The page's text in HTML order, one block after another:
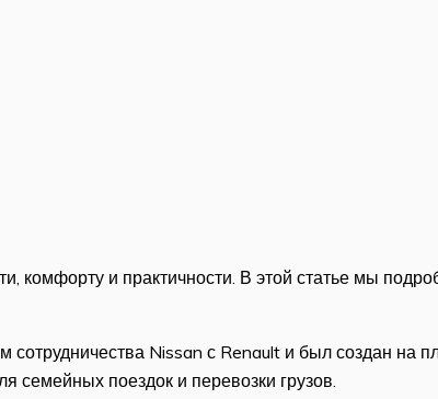
комфорту и практичности. В этой статье мы
Nissan с Renault и был создан на
семейных поездок и перевозки грузов.